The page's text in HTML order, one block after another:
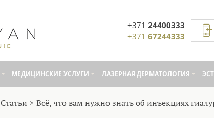
+371 24400333
+371 67244333
МЕДИЦИНСКИЕ УСЛУГИ ЛАЗЕРНАЯ ДЕРМАТОЛОГИЯ
Статьи Всё, что вам нужно знать об инъекциях